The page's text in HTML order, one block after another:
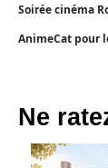
Soirée cinéma
AnimeCat pour
Ne